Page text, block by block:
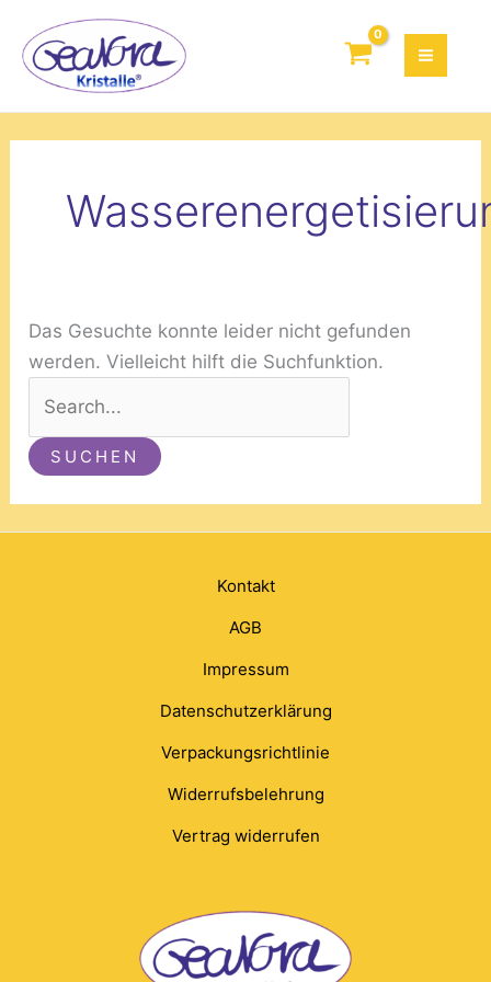
Inhalt
springen
Das Gesuchte konnte leider nicht gefunden
werden. Vielleicht hilft die Suchfunktion.
Suchen
nach:
Kontakt
AGB
Impressum
Datenschutzerklärung
Verpackungsrichtlinie
Widerrufsbelehrung
Vertrag widerrufen